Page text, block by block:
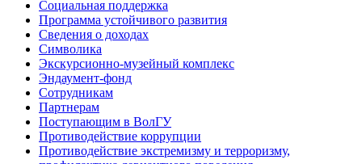
Социальная поддержка
Программа устойчивого развития
Сведения о доходах
Символика
Экскурсионно-музейный комплекс
Эндаумент-фонд
Сотрудникам
Партнерам
Поступающим в ВолГУ
Противодействие коррупции
Противодействие экстремизму и терроризму,